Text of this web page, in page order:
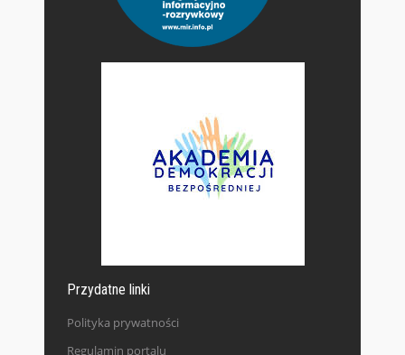
Przydatne linki
Polityka prywatności
Regulamin portalu